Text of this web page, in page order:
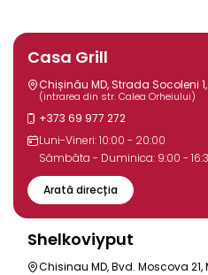
Casa Grill
Chișinău MD, Strada Socoleni
(intrarea din str. Calea Orheiului)
+373 69 977 272
Luni-Vineri: 10:00 - 20:00
Sâmbăta - Duminica: 9:00 -
Arată direcția
Shelkoviyput
Chisinau MD, Bvd. Moscova